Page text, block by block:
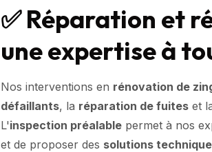
✅ Réparation et
une expertise à
Nos interventions en rénovation de
défaillants, la réparation de fuiteset
L'inspection préalablepermet à nos
et de proposer des solutions